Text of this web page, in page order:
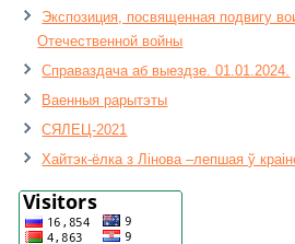
Экспозиция, посвященная подвигу
Отечественной войны
Справаздача аб выездзе. 01.01.2024.
Ваенныя рарытэты
СЯЛЕЦ-2021
Хайтэк-ёлка з Лінова –лепшая ў